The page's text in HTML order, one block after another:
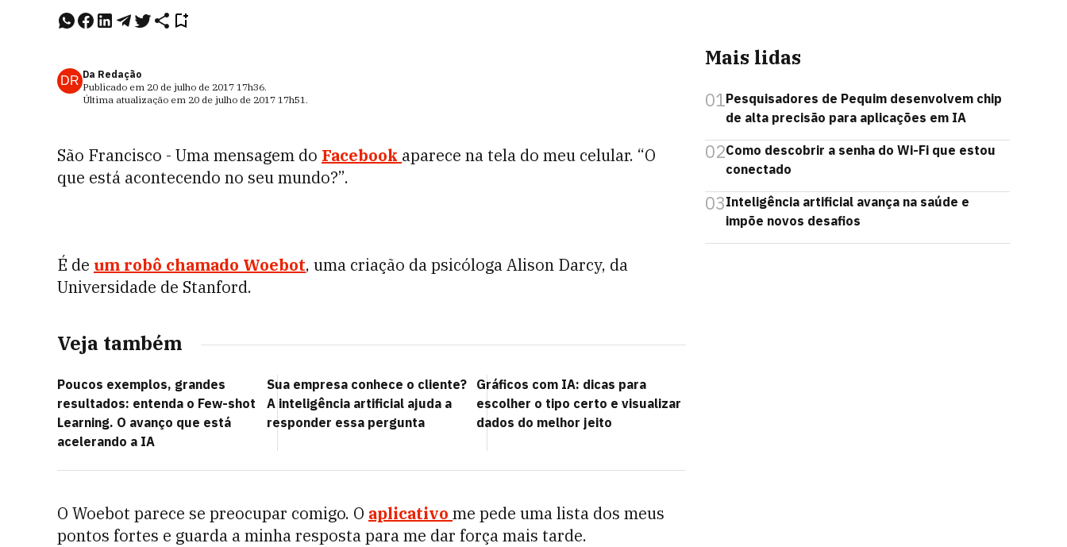
DR Da Redação
Publicado em 20 de julho de 2017 17h36.
Última atualização em 20 de julho de 2017 17h51.
São Francisco - Uma mensagem do Facebook aparece na tela do meu celular. “O
que está acontecendo no seu mundo?”.
É de um robô chamado Woebot, uma criação da psicóloga Alison Darcy, da
Universidade de Stanford.
Veja também
Poucos exemplos, grandes
resultados: entenda o Few-shot
Learning. O avanço que está
acelerando a IA
Sua empresa conhece o cliente?
A inteligência artificial ajuda a
responder essa pergunta
Gráficos com IA: dicas para
escolher o tipo certo e visualizar
dados do melhor jeito
O Woebot parece se preocupar comigo. O aplicativo me pede uma lista dos meus
pontos fortes e guarda a minha resposta para me dar força mais tarde.
Mais lidas
01Pesquisadores de Pequim desenvolvem chip
de alta precisão para aplicações em IA
02Como descobrir a senha do Wi-Fi que estou
conectado
03Inteligência artificial avança na saúde e
impõe novos desafios